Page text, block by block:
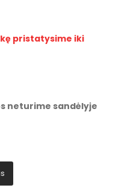
pristatysime iki
neturime sandėlyje